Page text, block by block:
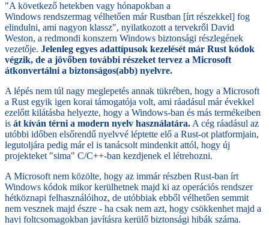
"A következő hetekben vagy hónapokban a
Windows rendszermag vélhetően már Rustban [írt részekkel] fog
elindulni, ami nagyon klassz", nyilatkozott a tervekről David
Weston, a redmondi konszern Windows biztonsági részlegének
vezetője. Jelenleg egyes adattípusok kezelését már Rust kódok
végzik, de a jövőben további részeket tervez a Microsoft
átkonvertálni a biztonságos(abb) nyelvre.
A lépés nem túl nagy meglepetés annak tükrében, hogy a Microsoft
a Rust egyik igen korai támogatója volt, ami ráadásul már évekkel
ezelőtt kilátásba helyezte, hogy a Windows-ban és más termékeiben
is át kíván térni a modern nyelv használatára. A cég ráadásul az
utóbbi időben elsőrendű nyelvvé léptette elő a Rust-ot platformjain,
legutoljára pedig már el is tanácsolt mindenkit attól, hogy új
projekteket "sima" C/C++-ban kezdjenek el létrehozni.
A Microsoft nem közölte, hogy az immár részben Rust-ban írt
Windows kódok mikor kerülhetnek majd ki az operációs rendszer
hétköznapi felhasználóihoz, de utóbbiak ebből vélhetően semmit
nem vesznek majd észre - ha csak nem azt, hogy csökkenhet majd a
havi foltcsomagokban javításra kerülő biztonsági hibák száma.